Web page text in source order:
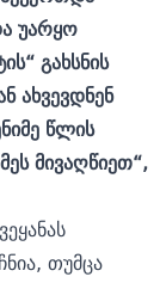
უარყო
გახსნის
ახვევდნენ
წლის
მივაღწიეთ“,
თუმცა